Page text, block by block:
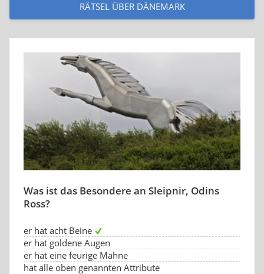
RÄTSEL ÜBER DÄNEMARK
Was ist das Besondere an Sleipnir, Odins
Ross?
er hat acht Beine
er hat goldene Augen
er hat eine feurige Mähne
hat alle oben genannten Attribute